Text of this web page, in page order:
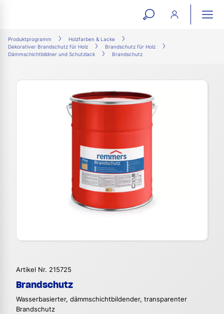
open
Produktprogramm
Holzfarben & Lacke
Dekorativer Brandschutz für Holz
Brandschutz für Holz
Dämmschichtbildner und Schutzlack
Brandschutz
Artikel Nr. 215725
Brandschutz
Wasserbasierter, dämmschichtbildender, transparenter
Brandschutz